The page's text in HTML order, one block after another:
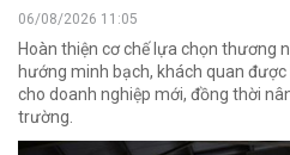
06/08/2026 11:05
Hoàn thiện cơ chế lựa chọn thương
hướng minh bạch, khách quan
cho doanh nghiệp mới, đồng thời
trường.